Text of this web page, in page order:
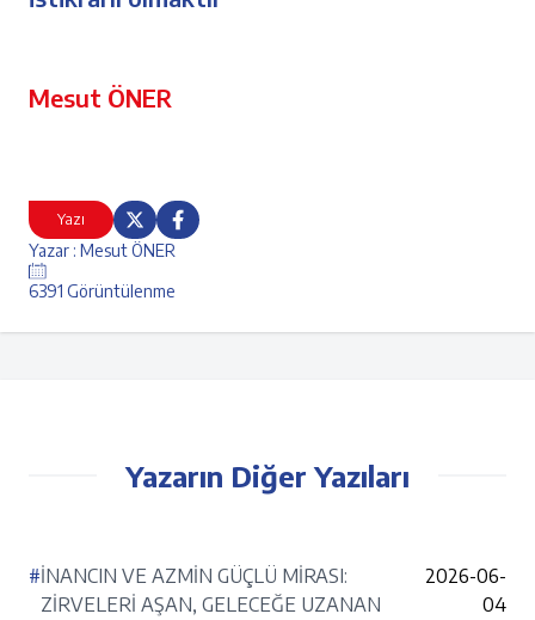
Yazı
Yazar : Mesut ÖNER
6391 Görüntülenme
Mesut ÖNER
Yazarın Diğer Yazıları
#İNANCIN VE AZMİN GÜÇLÜ MİRASI:
ZİRVELERİ AŞAN, GELECEĞE UZANAN
2026-06-
04